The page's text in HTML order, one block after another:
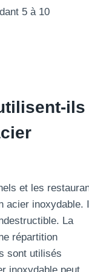
5 à 10
ils
et les
acier inoxydable.
La
répartition
sont utilisés